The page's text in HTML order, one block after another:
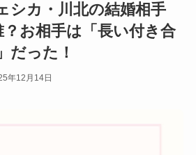
シカ・川北の結婚相手
？お相手は「長い付き合
だった！
年12月14日